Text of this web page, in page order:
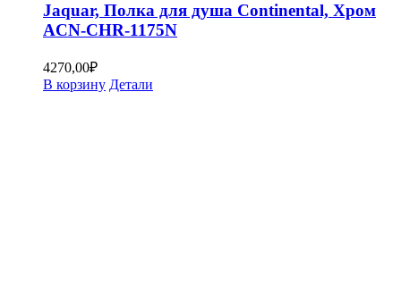
Jaquar, Полка для душа Continental, Хром
ACN-CHR-1175N
4270,00₽
В корзину Детали